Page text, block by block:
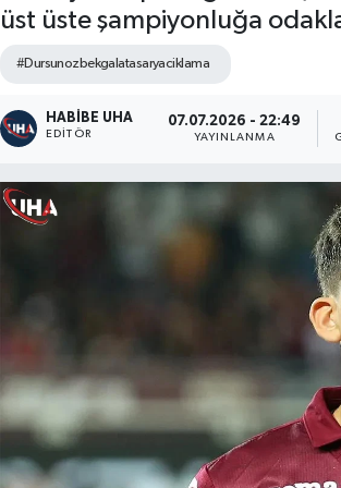
üst üste şampiyonluğa
#Dursunozbekgalatasaryaciklama
HABİBE UHA
EDITÖR
07.07.2026 - 22:49
YAYINLANMA